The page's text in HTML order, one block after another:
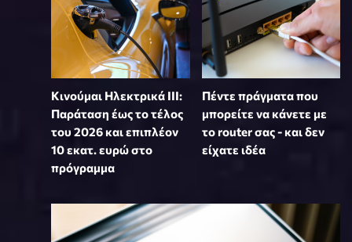
Κινούμαι Ηλεκτρικά ΙΙΙ:
Παράταση έως το τέλος
του 2026 και επιπλέον
10 εκατ. ευρώ στο
πρόγραμμα
Πέντε πράγματα που
μπορείτε να κάνετε με
το router σας - και δεν
είχατε ιδέα